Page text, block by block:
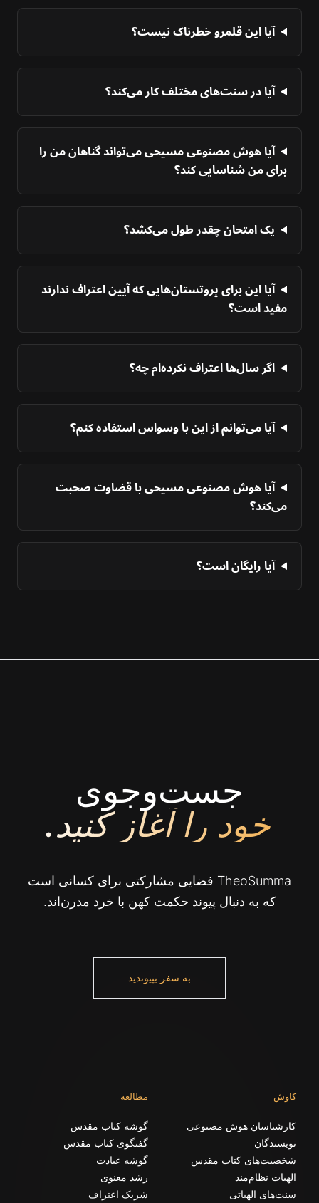
آیا این قلمرو خطرناک نیست؟
آیا در سنت‌های مختلف کار می‌کند؟
آیا هوش مصنوعی مسیحی می‌تواند گناهان من را
برای من شناسایی کند؟
یک امتحان چقدر طول می‌کشد؟
آیا این برای پروتستان‌هایی که آیین اعتراف ندارند
مفید است؟
اگر سال‌ها اعتراف نکرده‌ام چه؟
آیا می‌توانم از این با وسواس استفاده کنم؟
آیا هوش مصنوعی مسیحی با قضاوت صحبت
می‌کند؟
آیا رایگان است؟
جست‌وجوی
خود را آغاز کنید.
TheoSumma فضایی مشارکتی برای کسانی است
که به دنبال پیوند حکمت کهن با خرد مدرن‌اند.
به سفر بپیوندید
کاوش
کارشناسان هوش مصنوعی
نویسندگان
شخصیت‌های کتاب مقدس
الهیات نظام‌مند
سنت‌های الهیاتی
مطالعه
گوشه کتاب مقدس
گفتگوی کتاب مقدس
گوشه عبادت
رشد معنوی
شریک اعتراف